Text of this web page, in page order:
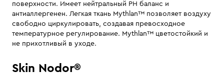
поверхности. Имеет нейтральный PH баланс и
антиаллергенен. Легкая ткань Mythlan™ позволяет воздуху
свободно циркулировать, создавая превосходное
температурное регулирование. Mythlan™ цветостойкий и
не прихотливый в уходе.
Skin Nodor®